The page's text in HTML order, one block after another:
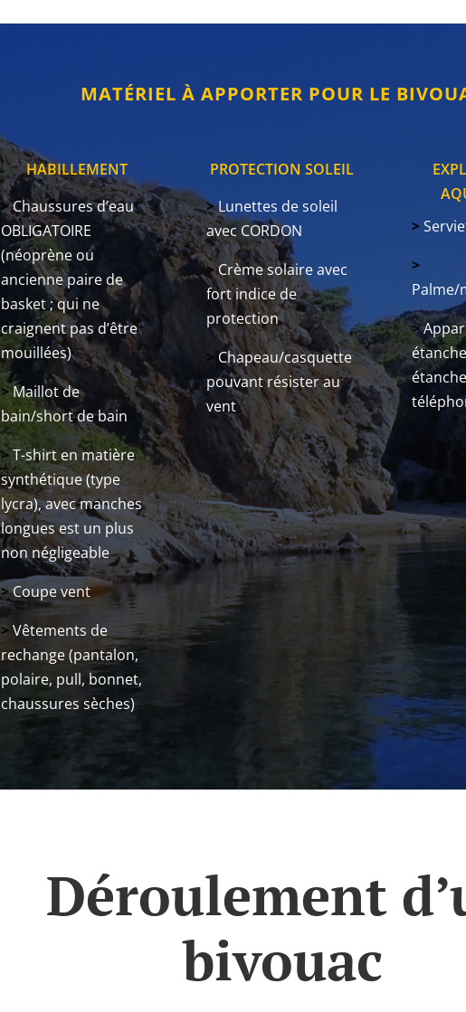
MATÉRIEL À APPORTER POUR LE
HABILLEMENT
>Chaussures d’eau
OBLIGATOIRE
(néoprène ou
ancienne paire de
basket ; qui ne
craignent pas d’être
mouillées)
>Maillot de
bain/short de bain
>T-shirt en matière
synthétique (type
lycra), avec manches
longues est un plus
non négligeable
>Coupe vent
> Vêtements de
rechange (pantalon,
polaire, pull, bonnet,
chaussures sèches)
PROTECTION SOLEIL
>Lunettes de soleil
avec CORDON
>Crème solaire avec
fort indice de
protection
> Chapeau/casquette
pouvant résister au
vent
>
>
Palme/
>
Déroulement
bivouac